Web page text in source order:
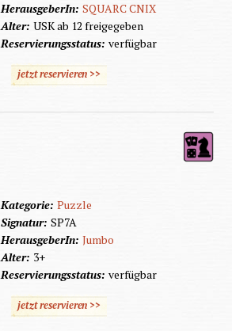
HerausgeberIn:SQUARC CNIX
Alter:USK ab 12 freigegeben
Reservierungsstatus:verfügbar
jetzt reservieren >>
Kategorie:Puzzle
Signatur:SP7A
HerausgeberIn:Jumbo
Alter: 3+
Reservierungsstatus:verfügbar
jetzt reservieren >>